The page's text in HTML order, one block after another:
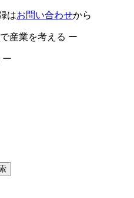
はお問い合わせから
産業を考える ー
ー